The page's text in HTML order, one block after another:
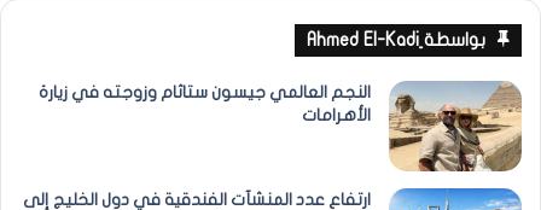
بواسطة ِAhmed El-Kadi
النجم العالمي جيسون ستاثام وزوجته في زيارة
الأهرامات
ارتفاع عدد المنشآت الفندقية في دول الخليج إلى